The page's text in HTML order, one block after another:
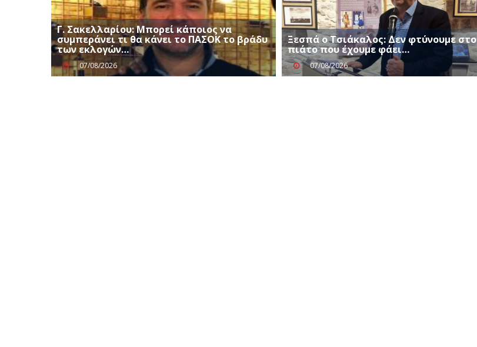
Γ. Σακελλαρίου: Μπορεί κάποιος να
συμπεράνει τι θα κάνει το ΠΑΣΟΚ το βράδυ
των εκλογών…
07/08/2026
Ξεσπά ο Τσιάκαλος: Δεν φτύνουμε στο
πιάτο που έχουμε φάει…
07/08/2026